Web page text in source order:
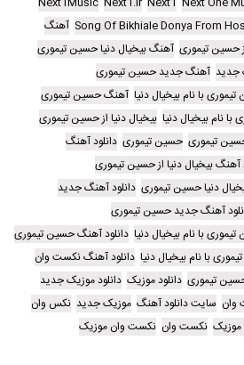
Song Of Bikhiale Donya From آهنگ
حسین تیموری آهنگ بیخیال دنیا حسین تیموری
جدید آهنگ جدید حسین تیموری
با نام بیخیال دنیا آهنگ حسین تیموری
نام بیخیال دنیا بیخیال دنیا از حسین تیموری
تیموری حسین تیموری دانلود آهنگ
آهنگ بیخیال دنیا از حسین تیموری
دنیا حسین تیموری دانلود آهنگ جدید
آهنگ جدید حسین تیموری
با نام بیخیال دنیا دانلود آهنگ حسین تیموری
با نام بیخیال دنیا دانلود آهنگ نکست وان
تیموری دانلود موزیک دانلود موزیک جدید
وان سایت دانلود آهنگ موزیک جدید نکس وان
نکست وان نکست وان موزیک